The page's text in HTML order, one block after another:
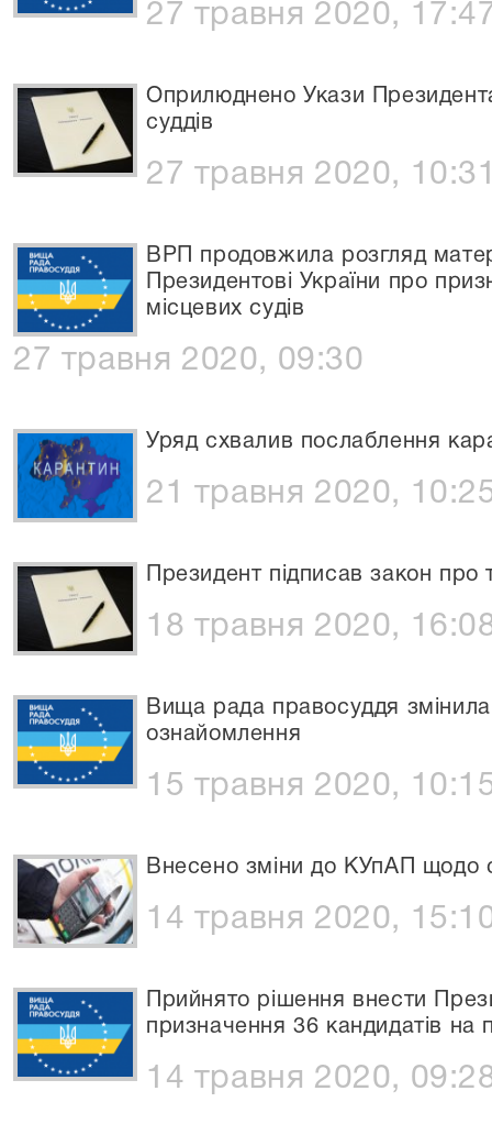
27 травня 2020,
Оприлюднено Укази
суддів
27 травня 2020,
ВРП продовжила розгляд
Президентові України про
місцевих судів
27 травня 2020, 09:30
Уряд схвалив послаблення
21 травня 2020,
Президент підписав закон про
18 травня 2020,
Вища рада правосуддя
ознайомлення
15 травня 2020,
Внесено зміни до КУпАП щодо
14 травня 2020,
Прийнято рішення внести
призначення 36 кандидатів на
14 травня 2020,